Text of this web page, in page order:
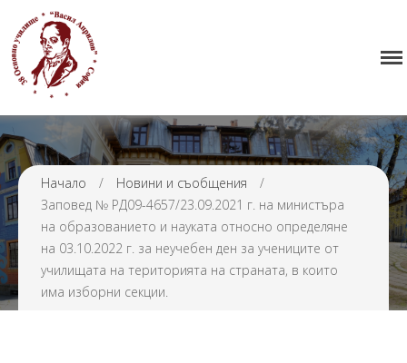
Нормативна уредба
Прием
Проекти и дейности
Седмично разписание
Контакти
Начало / Новини и съобщения
/
Заповед № РД09-4657/23.09.2021 г. на министъра
на образованието и науката относно определяне
на 03.10.2022 г. за неучебен ден за учениците от
училищата на територията на страната, в които
има изборни секции.